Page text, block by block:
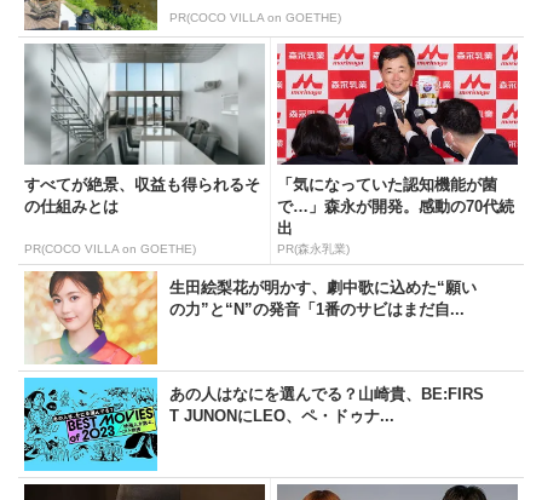
PR(COCO VILLA on GOETHE)
すべてが絶景、収益も得られるそ
の仕組みとは
PR(COCO VILLA on GOETHE)
「気になっていた認知機能が菌
で…」森永が開発。感動の70代続
出
PR(森永乳業)
生田絵梨花が明かす、劇中歌に込めた“願い
の力”と“N”の発音「1番のサビはまだ自...
あの人はなにを選んでる？山崎貴、BE:FIRS
T JUNONにLEO、ペ・ドゥナ...